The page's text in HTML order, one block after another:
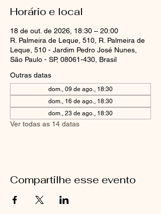
Horário e local
18 de out. de 2026, 18:30 – 20:00
R. Palmeira de Leque, 510, R. Palmeira de
Leque, 510 - Jardim Pedro José Nunes,
São Paulo - SP, 08061-430, Brasil
Outras datas
dom., 09 de ago., 18:30
dom., 16 de ago., 18:30
dom., 23 de ago., 18:30
Ver todas as 14 datas
Compartilhe esse evento